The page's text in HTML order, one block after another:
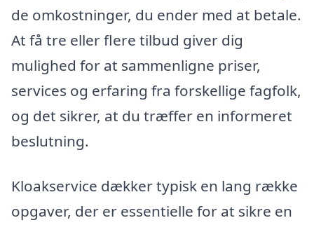
de omkostninger, du ender med at betale.
At få tre eller flere tilbud giver dig
mulighed for at sammenligne priser,
services og erfaring fra forskellige fagfolk,
og det sikrer, at du træffer en informeret
beslutning.
Kloakservice dækker typisk en lang række
opgaver, der er essentielle for at sikre en